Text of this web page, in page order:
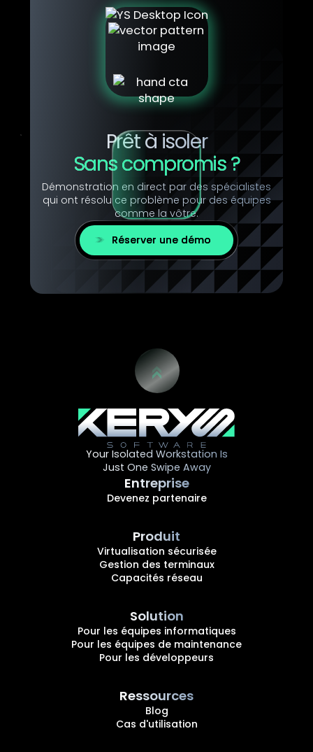
Prêt à isoler
Sans compromis ?
Démonstration en direct par des spécialistes
qui ont résolu ce problème pour des équipes
comme la vôtre.
Réserver une démo
Your Isolated Workstation Is
Just One Swipe Away
Entreprise
Devenez partenaire
Produit
Virtualisation sécurisée
Gestion des terminaux
Capacités réseau
Solution
Pour les équipes informatiques
Pour les équipes de maintenance
Pour les développeurs
Ressources
Blog
Cas d'utilisation